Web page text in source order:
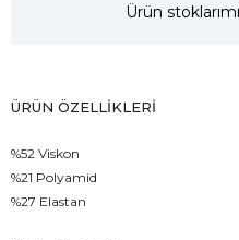
Ürün
ÜRÜN ÖZELLIKLERI
%52 Viskon
%21 Polyamid
%27 Elastan